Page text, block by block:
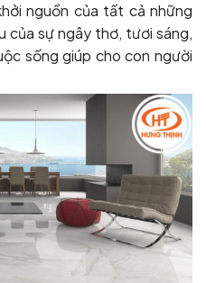
nguồn của tất cả những
của sự ngây thơ, tươi sáng,
sống giúp cho con người